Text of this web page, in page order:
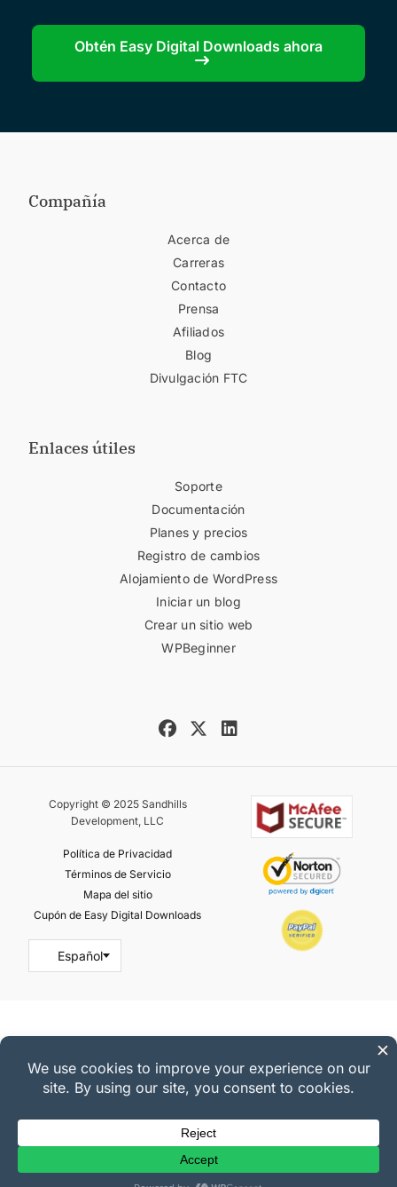
Obtén Easy Digital Downloads ahora
Compañía
Acerca de
Carreras
Contacto
Prensa
Afiliados
Blog
Divulgación FTC
Enlaces útiles
Soporte
Documentación
Planes y precios
Registro de cambios
Alojamiento de WordPress
Iniciar un blog
Crear un sitio web
WPBeginner
Copyright © 2025 Sandhills
Development, LLC
Política de Privacidad
Términos de Servicio
Mapa del sitio
Cupón de Easy Digital Downloads